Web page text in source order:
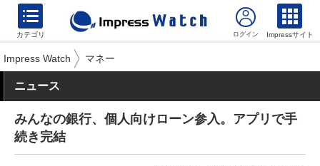
カテゴリ Impressサイト
Impress Watch マネー
ニュース
みんなの銀行、個人向けローン参入。アプリで手
続き完結